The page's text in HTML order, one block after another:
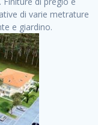
di varie metrature
e giardino.